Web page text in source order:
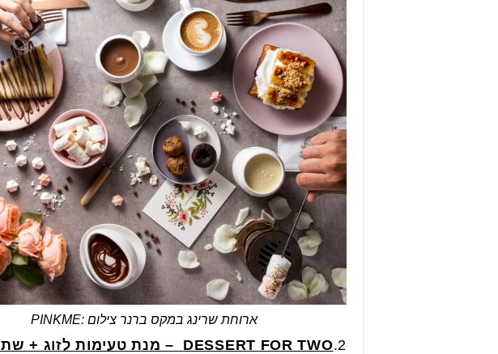
ארוחת שרינג במקס ברנר צילום :PINKME
2.
DESSERT FOR TWO – מנת טעימות לזוג + שתייה -129